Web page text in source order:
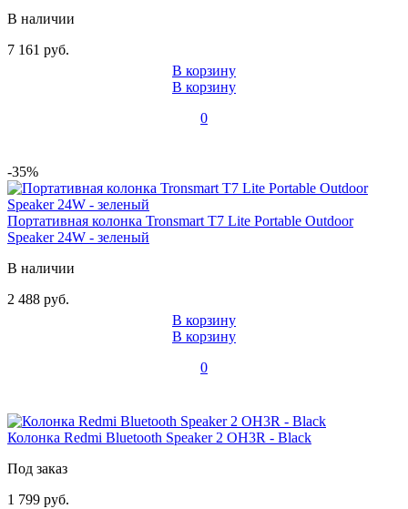
В наличии
7 161 руб.
В корзину
В корзину
0
-35%
Портативная колонка Tronsmart T7 Lite Portable Outdoor
Speaker 24W - зеленый
В наличии
2 488 руб.
В корзину
В корзину
0
Колонка Redmi Bluetooth Speaker 2 OH3R - Black
Под заказ
1 799 руб.